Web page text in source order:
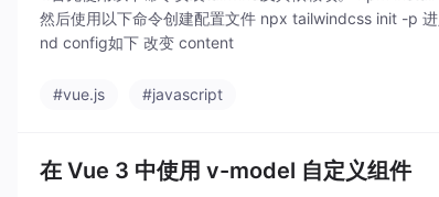
然后使用以下命令创建配置文件 npx tailwindcss init -p
nd config如下 改变 content
#vue.js #javascript
在 Vue 3 中使用 v-model 自定义组件